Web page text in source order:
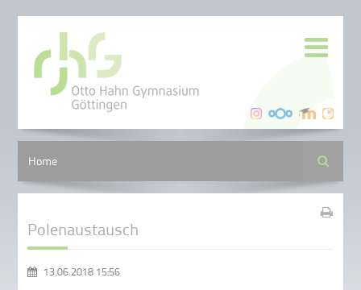
Home Suche
Polenaustausch
13.06.2018 15:56